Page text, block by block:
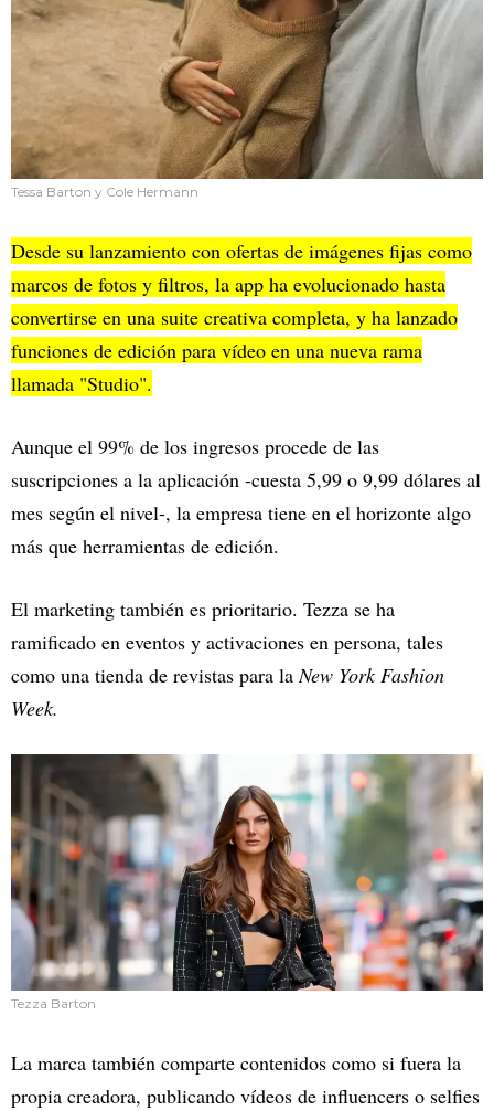
Tessa Barton y Cole Hermann
Desde su lanzamiento con ofertas de imágenes fijas como
marcos de fotos y filtros, la app ha evolucionado hasta
convertirse en una suite creativa completa, y ha lanzado
funciones de edición para vídeo en una nueva rama
llamada "Studio".
Aunque el 99% de los ingresos procede de las
suscripciones a la aplicación -cuesta 5,99 o 9,99 dólares al
mes según el nivel-, la empresa tiene en el horizonte algo
más que herramientas de edición.
El marketing también es prioritario. Tezza se ha
ramificado en eventos y activaciones en persona, tales
como una tienda de revistas para laNew York Fashion
Week.
Tezza Barton
La marca también comparte contenidos como si fuera la
propia creadora, publicando vídeos de influencers o selfies